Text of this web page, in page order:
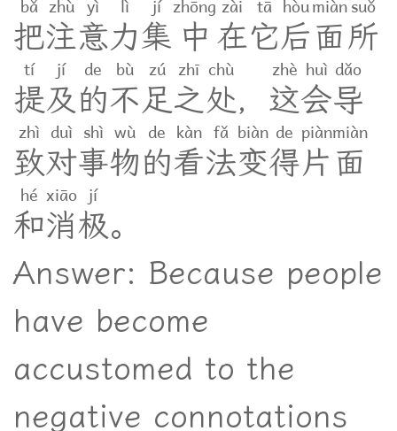
把
bǎ
注
zhù
意
yì
力
lì
集
jí
中
zhōng
在
zài
它
tā
后
hòu
面
miàn
所
suǒ
提
tí
及
jí
的
de
不
bù
足
zú
之
zhī
处
chù
， 这
zhè
会
huì
导
dǎo
致
zhì
对
duì
事
shì
物
wù
的
de
看
kàn
法
fǎ
变
biàn
得
de
片
piàn
面
miàn
和
hé
消
xiāo
极
jí
。
Answer: Because people
have become
accustomed to the
negative connotations